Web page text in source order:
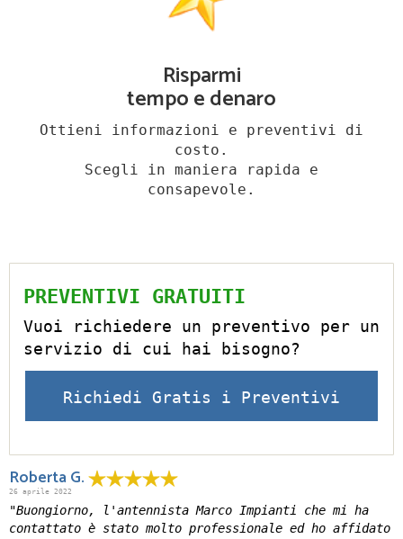
Risparmi
tempo e denaro
Ottieni informazioni e preventivi di
costo.
Scegli in maniera rapida e
consapevole.
PREVENTIVI GRATUITI
Vuoi richiedere un preventivo per un
servizio di cui hai bisogno?
Richiedi Gratis i Preventivi
Roberta G.
26 aprile 2022
"Buongiorno, l'antennista Marco Impianti che mi ha
contattato è stato molto professionale ed ho affidato